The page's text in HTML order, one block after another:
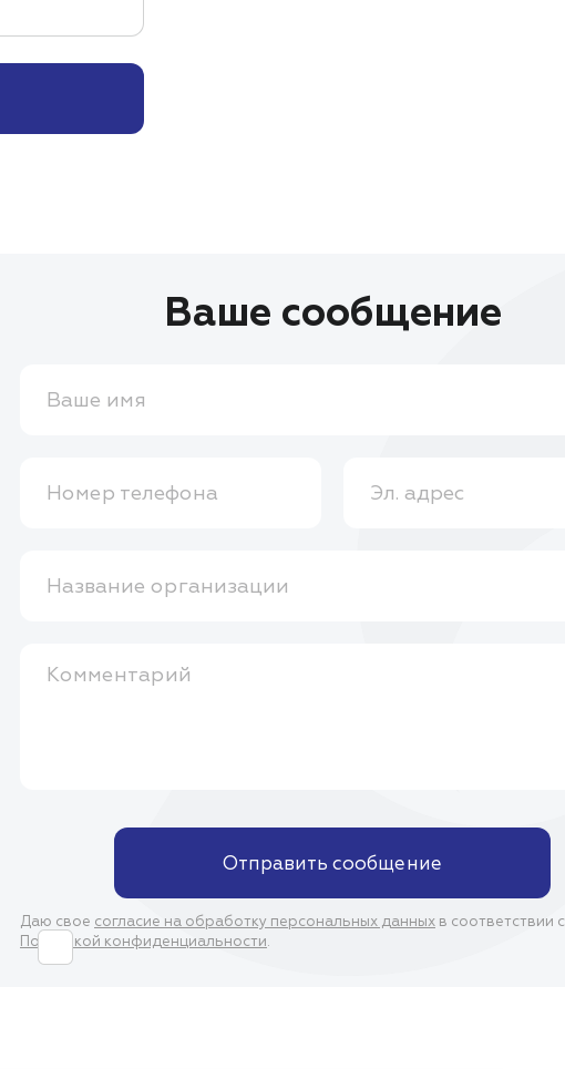
Ваше сообщение
Ваше имя
Номер телефона Эл. адрес
Название организации
Комментарий
Отправить сообщение
Даю свое согласие на обработку персональных данных в соответствии с
Политикой конфиденциальности.